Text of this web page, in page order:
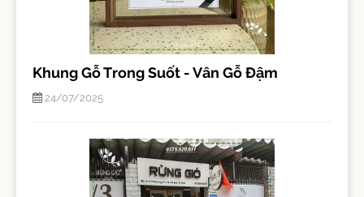
Khung Gỗ Trong Suốt - Vân Gỗ Đậm
24/07/2025